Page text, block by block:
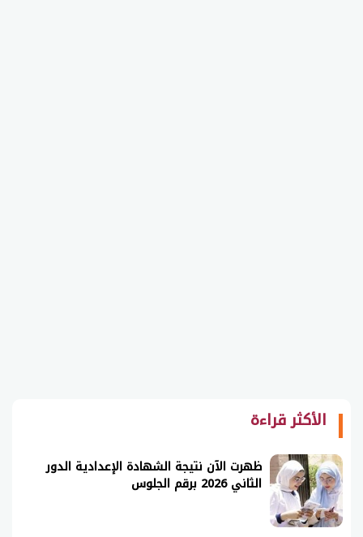
الأكثر قراءة
ظهرت الآن نتيجة الشهادة الإعدادية الدور
الثاني 2026 برقم الجلوس